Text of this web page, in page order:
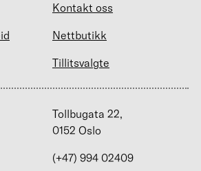
Kontakt oss
Nettbutikk
Tillitsvalgte
Tollbugata 22,
0152 Oslo
(+47) 994 02409